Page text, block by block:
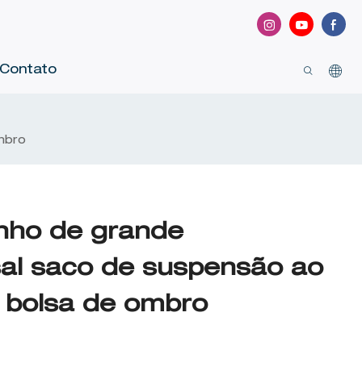
de grande
saco de suspensão ao
de ombro